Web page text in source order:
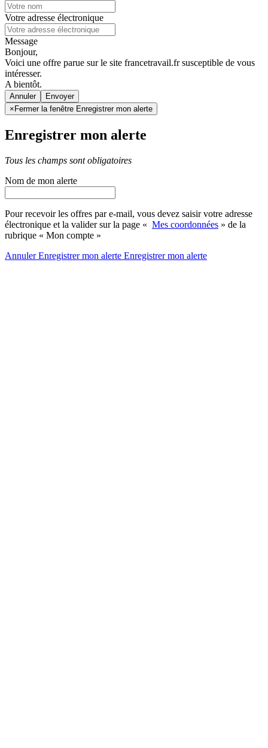
Votre adresse électronique
Message
Bonjour,
Voici une offre parue sur le site francetravail.fr susceptible de vous
intéresser.
A bientôt.
Annuler
× Fermer la fenêtre Enregistrer mon alerte
Enregistrer mon alerte
Tous les champs sont obligatoires
Nom de mon alerte
Pour recevoir les offres par e-mail, vous devez saisir votre adresse
électronique et la valider sur la page « Mes coordonnées » de la
rubrique « Mon compte »
AnnulerEnregistrer mon alerte Enregistrermon alerte